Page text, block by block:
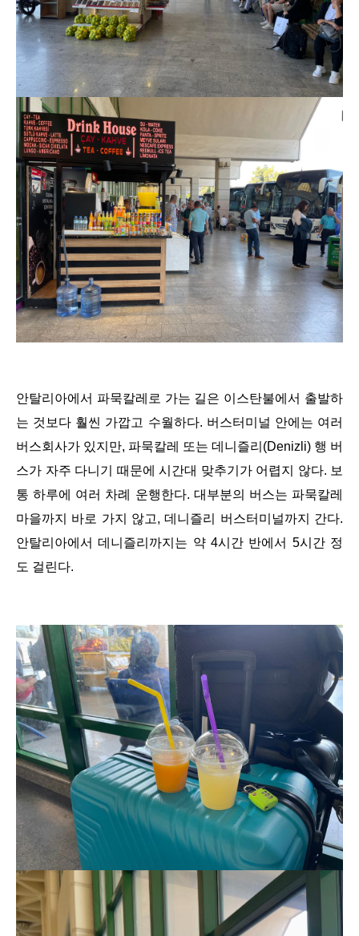
안탈리아에서 파묵칼레로 가는 길은 이스탄불에서 출발하
는 것보다 훨씬 가깝고 수월하다. 버스터미널 안에는 여러
버스회사가 있지만, 파묵칼레 또는 데니즐리(Denizli) 행 버
스가 자주 다니기 때문에 시간대 맞추기가 어렵지 않다. 보
통 하루에 여러 차례 운행한다. 대부분의 버스는 파묵칼레
마을까지 바로 가지 않고, 데니즐리 버스터미널까지 간다.
안탈리아에서 데니즐리까지는 약 4시간 반에서 5시간 정
도 걸린다.